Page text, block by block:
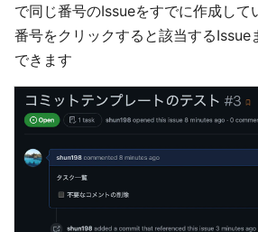
で同じ番号のIssueをすでに作成して
番号をクリックすると該当するIssue
できます